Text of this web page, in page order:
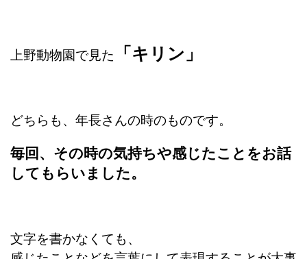
上野動物園で見た 「キリン」
どちらも、年長さんの時のものです。
毎回、その時の気持ちや感じたことをお話
してもらいました。
文字を書かなくても、